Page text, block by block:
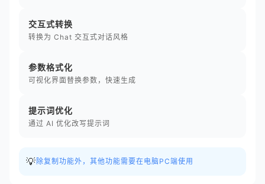
交互式转换
转换为 Chat 交互式对话风格
参数格式化
可视化界面替换参数，快速生成
提示词优化
通过 AI 优化改写提示词
💡 除复制功能外，其他功能需要在电脑PC端使用